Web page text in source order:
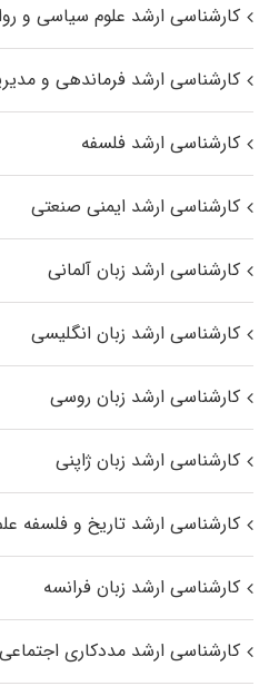
کارشناسی ارشد علوم سیاسی و
کارشناسی ارشد فرماندهی و
کارشناسی ارشد فلسفه
کارشناسی ارشد ایمنی صنعتی
کارشناسی ارشد زبان آلمانی
کارشناسی ارشد زبان انگلیسی
کارشناسی ارشد زبان روسی
کارشناسی ارشد زبان ژاپنی
کارشناسی ارشد تاریخ و فلسفه
کارشناسی ارشد زبان فرانسه
کارشناسی ارشد مددکاری اجتماعی